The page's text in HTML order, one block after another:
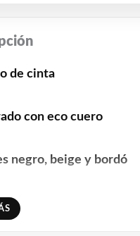
de cinta
con eco cuero
negro, beige y bordó
con grabado láser